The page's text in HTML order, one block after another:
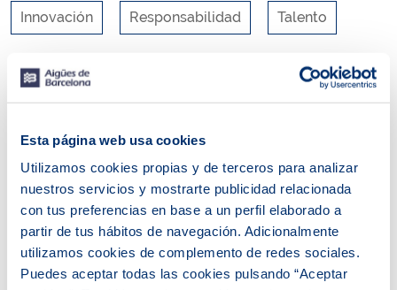
Esta página web usa cookies
Utilizamos cookies propias y de terceros para analizar
nuestros servicios y mostrarte publicidad relacionada
con tus preferencias en base a un perfil elaborado a
partir de tus hábitos de navegación. Adicionalmente
utilizamos cookies de complemento de redes sociales.
Puedes aceptar todas las cookies pulsando “Aceptar
Innovación Responsabilidad Talento
RSS